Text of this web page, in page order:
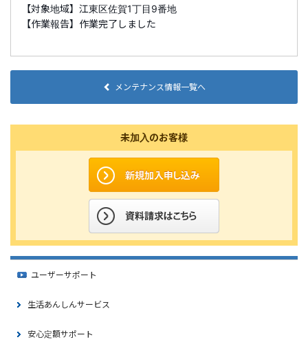
【対象地域】江東区佐賀1丁目9番地
【作業報告】作業完了しました
メンテナンス情報一覧へ
未加入のお客様
ユーザーサポート
生活あんしんサービス
安心定額サポート